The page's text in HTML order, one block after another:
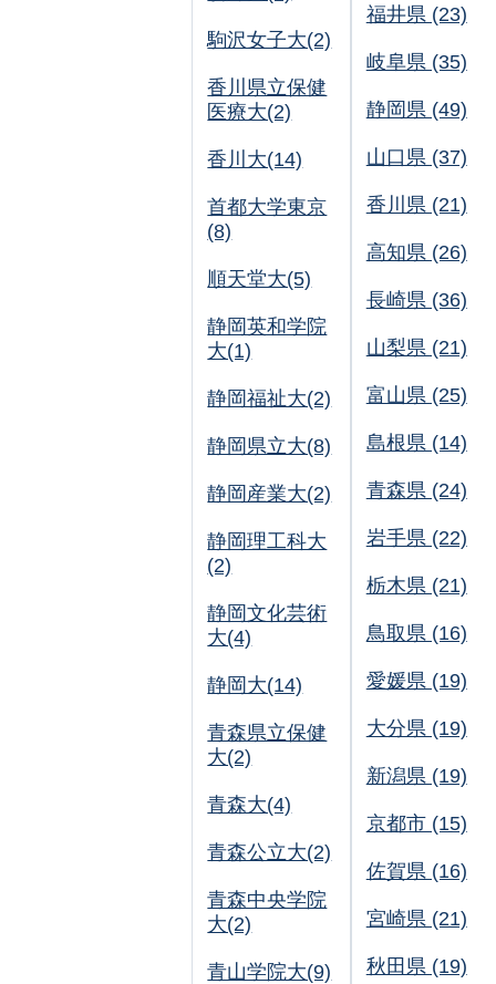
駒沢女子大(2)
香川県立保健
医療大(2)
香川大(14)
首都大学東京
(8)
順天堂大(5)
静岡英和学院
大(1)
静岡福祉大(2)
静岡県立大(8)
静岡産業大(2)
静岡理工科大
(2)
静岡文化芸術
大(4)
静岡大(14)
青森県立保健
大(2)
青森大(4)
青森公立大(2)
青森中央学院
大(2)
青山学院大(9)
福井県 (23)
岐阜県 (35)
静岡県 (49)
山口県 (37)
香川県 (21)
高知県 (26)
長崎県 (36)
山梨県 (21)
富山県 (25)
島根県 (14)
青森県 (24)
岩手県 (22)
栃木県 (21)
鳥取県 (16)
愛媛県 (19)
大分県 (19)
新潟県 (19)
京都市 (15)
佐賀県 (16)
宮崎県 (21)
秋田県 (19)